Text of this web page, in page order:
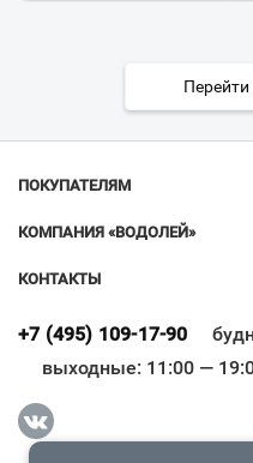
ПОКУПАТЕЛЯМ
КОМПАНИЯ «ВОДОЛЕЙ»
КОНТАКТЫ
+7 (495) 109-17-90
выходные: 11:00 —
Всё верно